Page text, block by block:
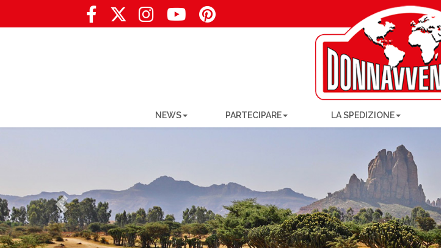
NEWS PARTECIPARE LA SPEDIZIONE